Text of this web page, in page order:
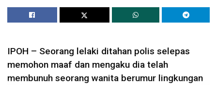
IPOH – Seorang lelaki ditahan polis selepas
memohon maaf dan mengaku dia telah
membunuh seorang wanita berumur lingkungan